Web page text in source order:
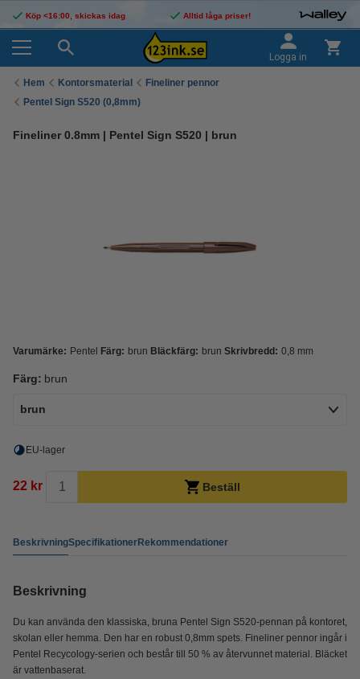
Köp <16:00, skickas idag Alltid låga priser!
Logga in
Hem Kontorsmaterial
Fineliner pennor
Pentel Sign S520 (0,8mm)
Fineliner 0.8mm | Pentel Sign S520 | brun
Varumärke: Pentel Färg: brun Bläckfärg: brun Skrivbredd: 0,8 mm
Färg: brun
brun
EU-lager
22 kr Beställ
BeskrivningSpecifikationerRekommendationer
Beskrivning
Du kan använda den klassiska, bruna Pentel Sign S520-pennan på kontoret,
skolan eller hemma. Den har en robust 0,8mm spets. Fineliner pennor ingår i
Pentel Recycology-serien och består till 50 % av återvunnet material. Bläcket
är vattenbaserat.